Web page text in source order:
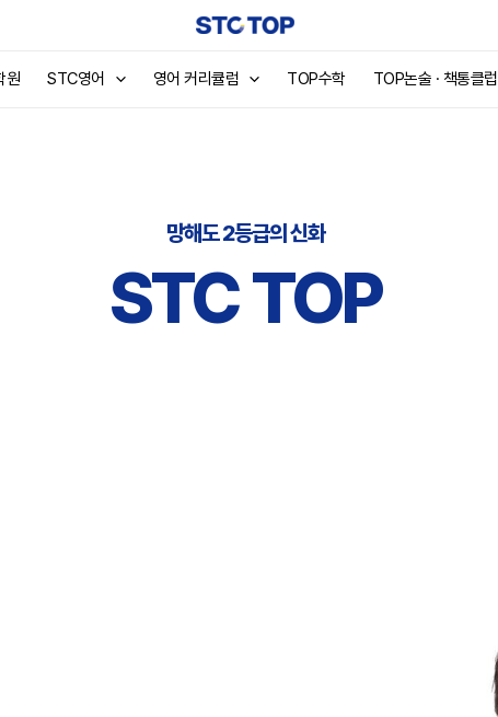
원 STC영어 영어 커리큘럼 TOP수학 TOP논술 · 책통클럽
망해도 2등급의 신화
STC TOP